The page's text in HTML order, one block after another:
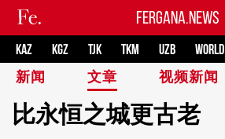
FERGANA.NEWS
KAZ KGZ TJK TKM UZB
WORLD
新闻
文章 视频新闻
比永恒之城更古老